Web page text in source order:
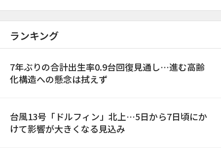
ランキング
7年ぶりの合計出生率0.9台回復見通し…進む高齢
化構造への懸念は拭えず
台風13号「ドルフィン」北上…5日から7日頃にか
けて影響が大きくなる見込み